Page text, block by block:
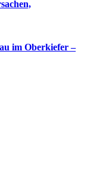
im Oberkiefer –